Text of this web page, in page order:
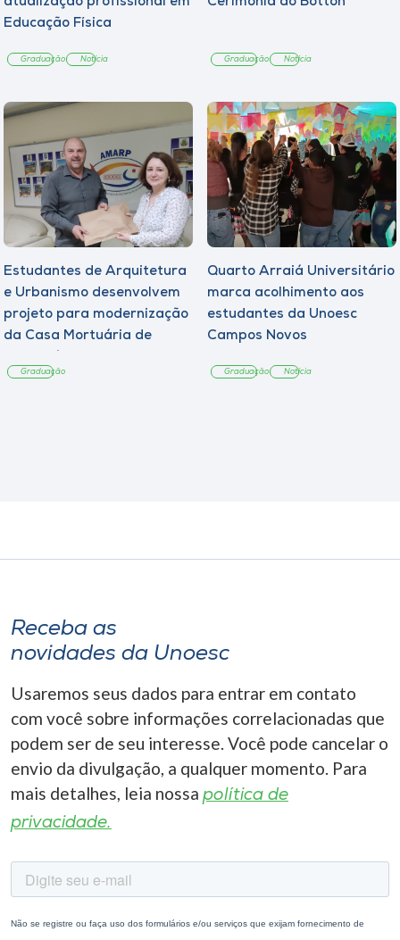
Educação Física
Graduação Notícia Graduação Notícia
Estudantes de Arquitetura
e Urbanismo desenvolvem
projeto para modernização
da Casa Mortuária de
Graduação
Quarto Arraiá Universitário
marca acolhimento aos
estudantes da Unoesc
Campos Novos
Graduação Notícia
Receba as
novidades da Unoesc
Usaremos seus dados para entrar em contato
com você sobre informações correlacionadas que
podem ser de seu interesse. Você pode cancelar o
envio da divulgação, a qualquer momento. Para
mais detalhes, leia nossa política de
privacidade.